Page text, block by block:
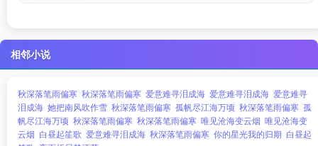
相邻小说
秋深落笔雨偏寒 秋深落笔雨偏寒 爱意难寻泪成海 爱意难寻泪成海 爱意难寻
泪成海 她把南风吹作雪 秋深落笔雨偏寒 孤帆尽江海万顷 秋深落笔雨偏寒 孤
帆尽江海万顷 秋深落笔雨偏寒 秋深落笔雨偏寒 唯见沧海变云烟 唯见沧海变
云烟 白昼起笙歌 爱意难寻泪成海 秋深落笔雨偏寒 你的星光我的归期 白昼起